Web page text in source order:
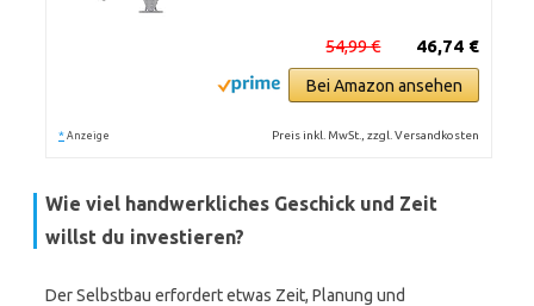
46,74 €
54,99 €
Bei Amazon ansehen
* Anzeige Preis inkl. MwSt., zzgl. Versandkosten
Wie viel handwerkliches Geschick und Zeit
willst du investieren?
Der Selbstbau erfordert etwas Zeit, Planung und